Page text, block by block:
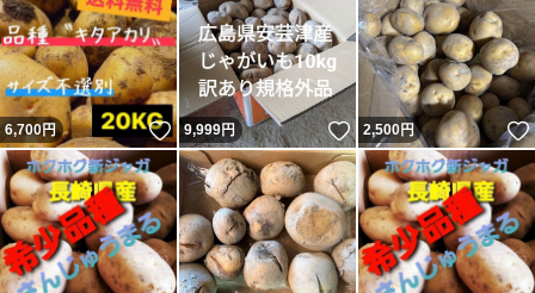
6,700円 いいね！
9,999円 いいね！
2,500円